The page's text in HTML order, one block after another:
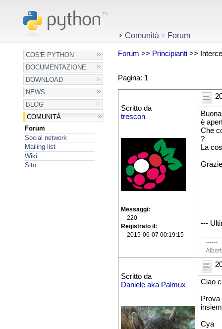
COS'È PYTHON
DOCUMENTAZIONE
DOWNLOAD
NEWS
BLOG
COMUNITÀ
Forum
Social network
Mailing list
Wiki
Sito
Comunità > Forum
Forum >> Principianti>>
Pagina: 1
Scritto da
trescon
Messaggi
220
Registrato il
2015-06-07 00:19:15
è
Che
?
La
Grazie
---
------
Scritto da
Daniele aka Palmux
Ciao
Cya